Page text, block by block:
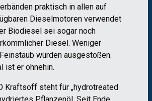
praktisch in allen auf
Dieselmotoren verwendet
Biodiesel sei sogar noch
Diesel. Weniger
würden ausgestoßen.
ist er ohnehin.
Kraftsoff steht für „hydrotreated